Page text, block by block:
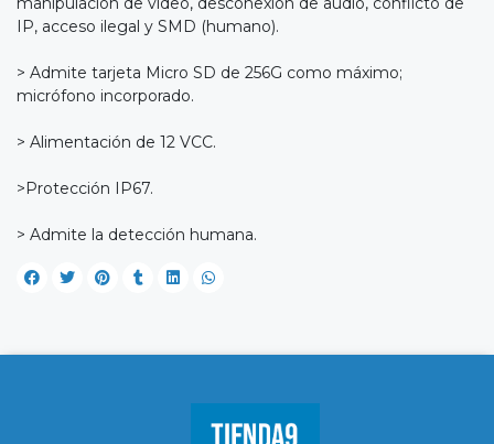
IP, acceso ilegal y SMD (humano).
> Admite tarjeta Micro SD de 256G como máximo;
micrófono incorporado.
> Alimentación de 12 VCC.
>Protección IP67.
> Admite la detección humana.